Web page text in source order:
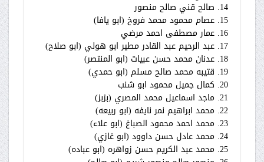
14. صالح قني صالح منصور
15. عصام محمود محمد فروخ (ابو يافا)
16. عمار مصطفى احمد مرضي
17. عبد الرحيم عبد القادر مطير ابو هولي (ابو صلاح)
18. عدنان محمد حسن عبيات (ابو المنتصر)
19. قتيبه محمد صالح مسلم (ابو حمدي)
20. كمال جميل محمود ابو شنب
21. ماجد اسماعيل محمد المصري (بزبز)
22. محمد ابراهيم نمر نايفه (ابو ربيعه)
23. محمد احمد محمود الصباغ (ابو علاء)
24. محمد عادل حسن داوود (ابو غازي)
25. محمد عبد الكريم حسن زواهره (ابو عباده)